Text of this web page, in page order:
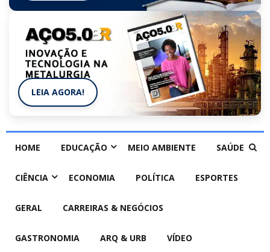
LEIA AGORA!
HOME EDUCAÇÃO MEIO AMBIENTE SAÚDE
CIÊNCIA ECONOMIA POLÍTICA ESPORTES
GERAL CARREIRAS & NEGÓCIOS
GASTRONOMIA ARQ & URB VÍDEO